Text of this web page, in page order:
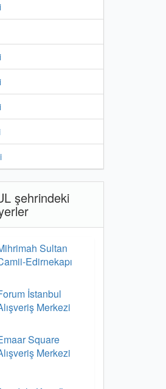
şehrindeki
Sultan
Edirnekapı
İstanbul
Merkezi
Square
Merkezi